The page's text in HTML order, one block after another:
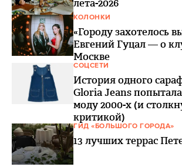
лета-2026
КОЛОНКИ
«Городу захотелось
Евгений Гуцал — о
Москве
СОЦСЕТИ
История одного
Gloria Jeans
моду 2000-х (и
критикой)
ГИД «БОЛЬШОГО ГОРОДА»
13 лучших террас